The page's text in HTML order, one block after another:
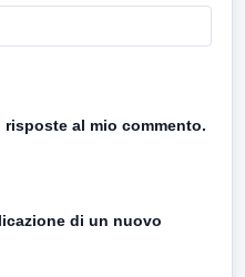
al mio commento.
di un nuovo